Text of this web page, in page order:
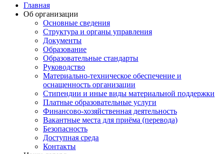
Главная
Об организации
Основные сведения
Структура и органы управления
Документы
Образование
Образовательные стандарты
Руководство
Материально-техническое обеспечение и
оснащенность организации
Стипендии и иные виды материальной поддержки
Платные образовательные услуги
Финансово-хозяйственная деятельность
Вакантные места для приёма (перевода)
Безопасность
Доступная среда
Контакты